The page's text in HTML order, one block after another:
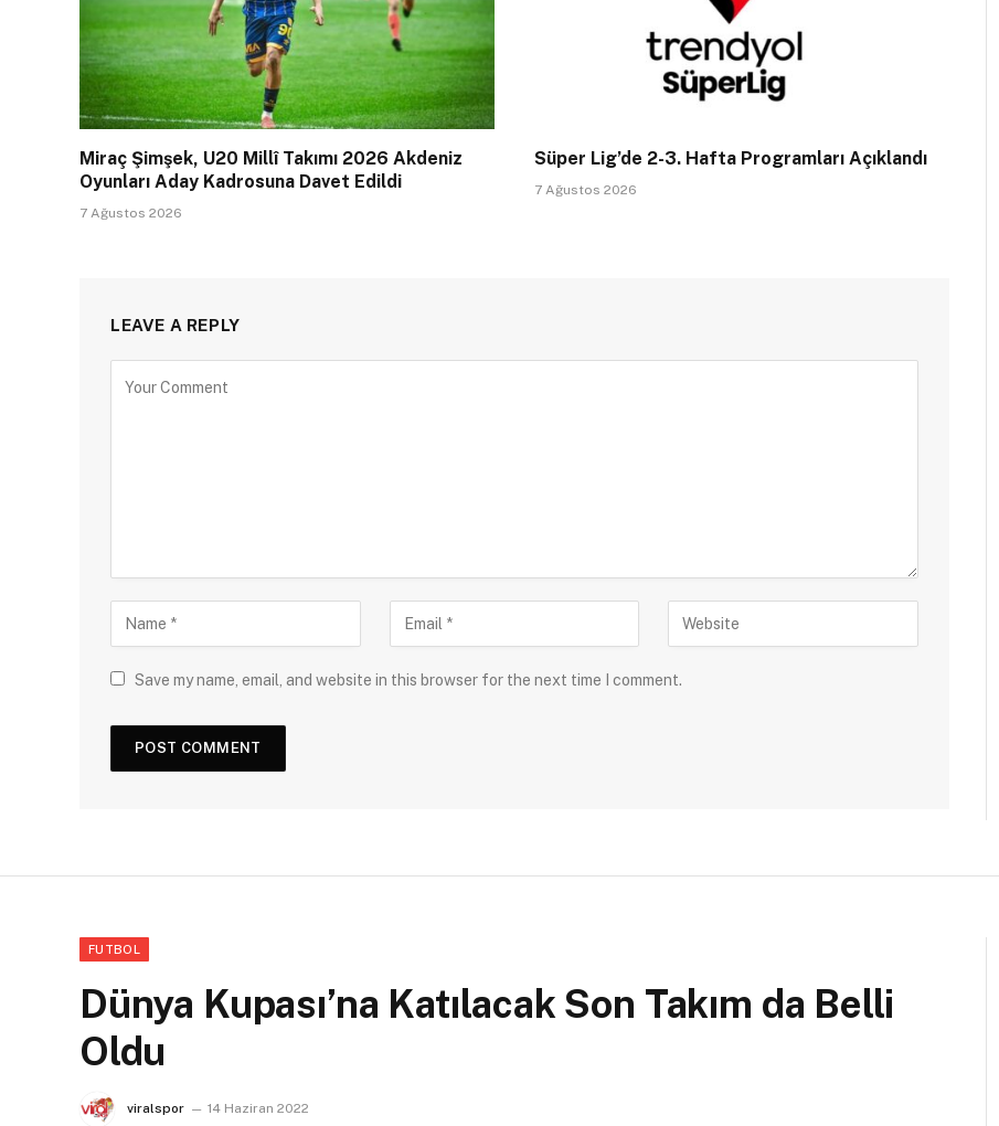
Miraç Şimşek, U20 Millî Takımı 2026 Akdeniz
Oyunları Aday Kadrosuna Davet Edildi
7 Ağustos 2026
Süper Lig’de 2-3. Hafta Programları Açıklandı
7 Ağustos 2026
LEAVE A REPLY
Save my name, email, and website in this browser for the next time I comment.
FUTBOL
Dünya Kupası’na Katılacak Son Takım da Belli
Oldu
viralspor 14 Haziran 2022